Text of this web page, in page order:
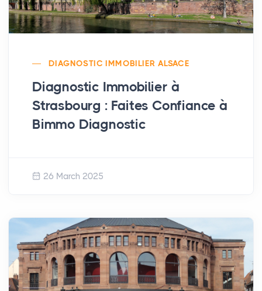
DIAGNOSTIC IMMOBILIER ALSACE
Diagnostic Immobilier à
Strasbourg : Faites Confiance à
Bimmo Diagnostic
26 March 2025